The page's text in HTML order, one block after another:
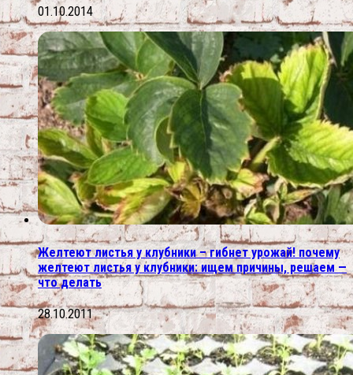
01.10.2014
Желтеют листья у клубники – гибнет урожай! почему
желтеют листья у клубники: ищем причины, решаем —
что делать
28.10.2011